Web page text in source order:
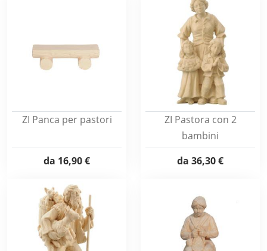
ZI Panca per pastori
da 16,90 €
ZI Pastora con 2
bambini
da 36,30 €